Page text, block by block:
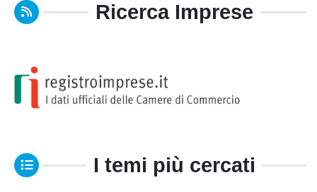
Ricerca Imprese
I temi più cercati